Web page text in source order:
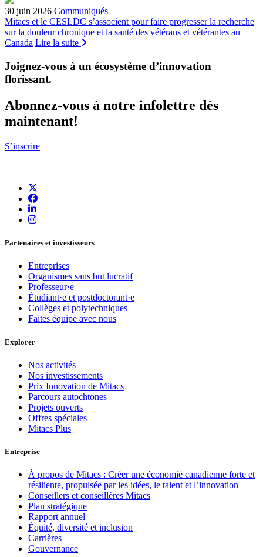
30 juin 2026 Communiqués
Mitacs et le CESLDC s’associent pour faire progresser la recherche
sur la douleur chronique et la santé des vétérans et vétérantes au
Canada Lire la suite
Joignez-vous à un écosystème d’innovation
florissant.
Abonnez-vous à notre infolettre dès
maintenant!
S’inscrire
Partenaires et investisseurs
Entreprises
Organismes sans but lucratif
Professeur·e
Étudiant·e et postdoctorant·e
Collèges et polytechniques
Faites équipe avec nous
Explorer
Nos activités
Nos investissements
Prix Innovation de Mitacs
Parcours autochtones
Projets ouverts
Offres spéciales
Mitacs Plus
Entreprise
À propos de Mitacs : Créer une économie canadienne forte et
résiliente, propulsée par les idées, le talent et l’innovation
Conseillers et conseillères Mitacs
Plan stratégique
Rapport annuel
Équité, diversité et inclusion
Carrières
Gouvernance